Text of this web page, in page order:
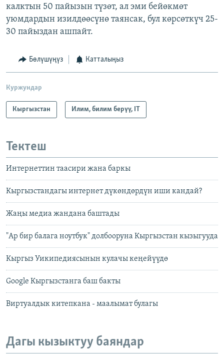
калктын 50 пайызын түзөт, ал эми бейөкмөт
уюмдардын изилдөөсүнө таянсак, бул көрсөткүч 25-
30 пайыздан ашпайт.
Бөлүшүңүз Катталыңыз
Куржундар
Кыргызстан Илим, билим берүү, IT
Тектеш
Интернеттин таасири жана баркы
Кыргызстандагы интернет дүкөндөрдүн иши кандай?
Жаңы медиа жандана баштады
"Ар бир балага ноутбук" долбооруна Кыргызстан кызыгууда
Кыргыз Уикипедиясынын кулачы кеңейүүдө
Google Кыргызстанга баш бакты
Виртуалдык китепкана - маалымат булагы
Дагы кызыктуу баяндар